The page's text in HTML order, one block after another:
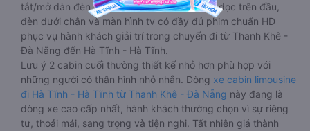
tắt/mở dàn đèn chính của buồng nằm chạy dọc trên đầu,
đèn dưới chân và màn hình tv có đầy đủ phim chuẩn HD
phục vụ hành khách giải trí trong chuyến đi từ Thanh Khê -
Đà Nẵng đến Hà Tĩnh - Hà Tĩnh.
Lưu ý 2 cabin cuối thường thiết kế nhỏ hơn phù hợp với
những người có thân hình nhỏ nhắn. Dòng xe cabin limousine
đi Hà Tĩnh - Hà Tĩnh từ Thanh Khê - Đà Nẵng này đang là
dòng xe cao cấp nhất, hành khách thường chọn vì sự riêng
tư, thoải mái, sang trọng và tiện nghi. Tất nhiên giá thành